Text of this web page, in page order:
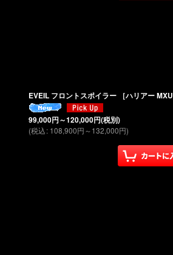
EVEIL フロントスポイラー ［ハリアー
99,000円～120,000円(税別)
(税込: 108,900円～132,000円)